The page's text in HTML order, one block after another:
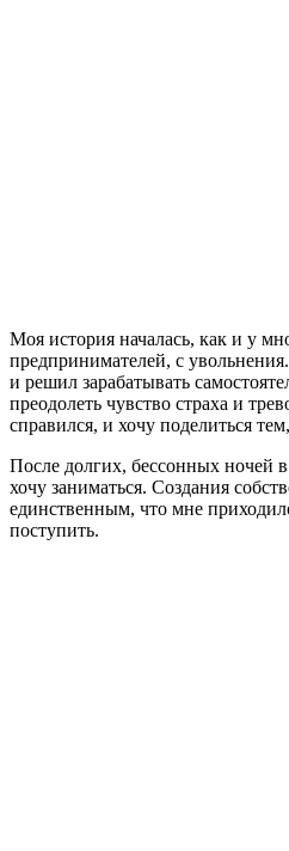
Моя история началась, как и у
предпринимателей, с
и решил зарабатывать
преодолеть чувство страха и
справился, и хочу поделиться
После долгих, бессонных ночей
хочу заниматься. Создания
единственным, что мне
поступить.